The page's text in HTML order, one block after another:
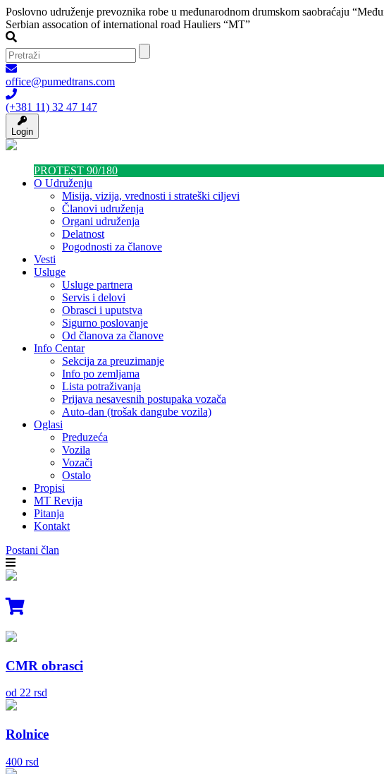
Poslovno udruženje prevoznika robe u međunarodnom drumskom saobraćaju
Serbian assocation of international road Hauliers “MT”
office@pumedtrans.com
(+381 11) 32 47 147
Login
PROTEST 90/180
O Udruženju
Misija, vizija, vrednosti i strateški ciljevi
Članovi udruženja
Organi udruženja
Delatnost
Pogodnosti za članove
Vesti
Usluge
Usluge partnera
Servis i delovi
Obrasci i uputstva
Sigurno poslovanje
Od članova za članove
Info Centar
Sekcija za preuzimanje
Info po zemljama
Lista potraživanja
Prijava nesavesnih postupaka vozača
Auto-dan (trošak dangube vozila)
Oglasi
Preduzeća
Vozila
Vozači
Ostalo
Propisi
MT Revija
Pitanja
Kontakt
Postani član
CMR obrasci
od 22 rsd
Rolnice
400 rsd